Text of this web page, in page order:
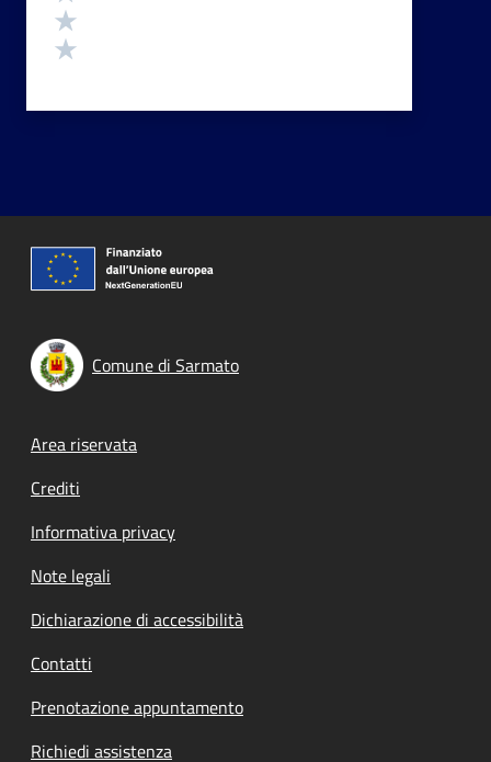
Comune di Sarmato
Footer menu
Area riservata
Crediti
Informativa privacy
Note legali
Dichiarazione di accessibilità
Contatti
Prenotazione appuntamento
Richiedi assistenza